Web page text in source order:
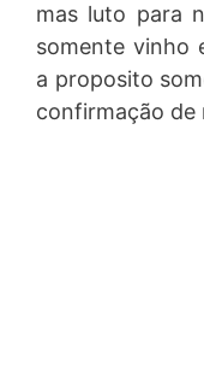
mas luto para
somente vinho
a proposito
confirmação de